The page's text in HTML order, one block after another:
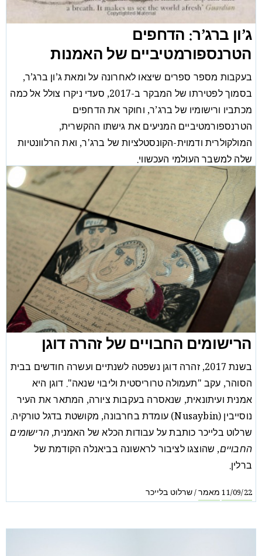
ג’ון ברג’ר: הדחפים
הטרנספורמטיביים של האמנות
בעקבות מספר ספרים שיצאו לאחרונה על ומאת ג’ון ברג’ר,
בסמוך לפטירתו של המבקר ב-2017, סעדי ניקרו צולל אל כמה
מכתביו ורישומיו של ברג’ר, וחוקר את הדחפים
הטרנספורמטיביים המניעים את גישתו ההקשרית,
המולקולרית ודמוית-הקונסטלציות של ברג'ר, ואת הרלוונטיות
שלה למשבר העולמי העכשווי.
02/11/22מאמר /
הרישומים החבויים של זהרה דוגן
בשנת 2017, זהרה דוגן נשפטה לשנתיים ועשרה חודשים בבית
הסוהר, עקב "תעמולה טרוריסטית וליבוי שנאה". דוגן היא
אמנית ועיתונאית, שנאסרה בעקבות ציורה, המתאר את העיר
נוסייבין (Nusaybin) עומדת בחרבונה, מקושטת בדגל טורקיה.
שרלוט בלייכר כותבת על עבודות הכלא של האמנית,הרישומים
החבויים, שהוצגו לציבור לראשונה בביאנלה הקודמת של
ברלין.
11/09/22מאמר/שרלוט בלייכר